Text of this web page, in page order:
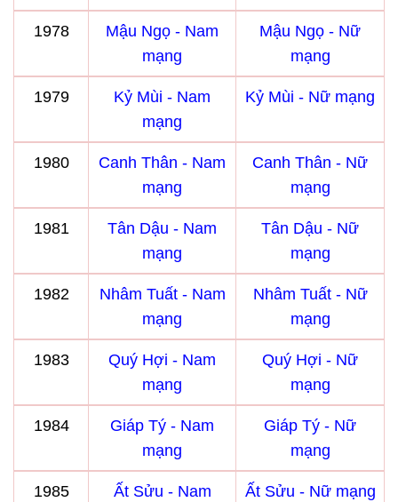
1978
Mậu Ngọ - Nam
mạng
Mậu Ngọ - Nữ
mạng
1979
Kỷ Mùi - Nam
mạng
Kỷ Mùi - Nữ mạng
1980
Canh Thân - Nam
mạng
Canh Thân - Nữ
mạng
1981
Tân Dậu - Nam
mạng
Tân Dậu - Nữ
mạng
1982
Nhâm Tuất - Nam
mạng
Nhâm Tuất - Nữ
mạng
1983
Quý Hợi - Nam
mạng
Quý Hợi - Nữ
mạng
1984
Giáp Tý - Nam
mạng
Giáp Tý - Nữ
mạng
1985
Ất Sửu - Nam
Ất Sửu - Nữ mạng